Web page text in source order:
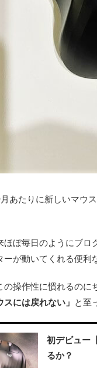
あたりに新しいマウ
ほぼ毎日のようにブロ
ーが動いてくれる便利
の操作性に慣れるのに
スには戻れない」 と至
初デビュー
るか？